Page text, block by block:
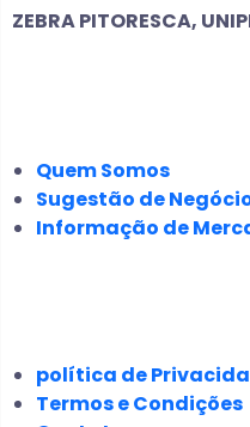
ZEBRA PITORESCA,
Quem Somos
Sugestão de
Informação de
política de
Termos e Condições